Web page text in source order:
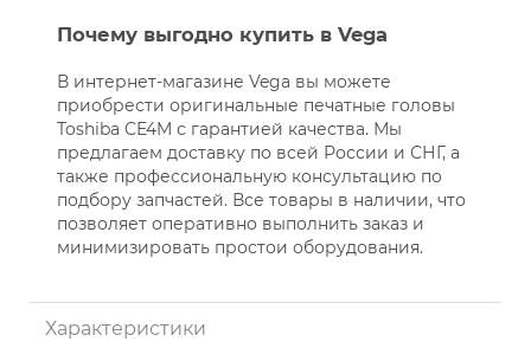
Почему выгодно купить в Vega
В интернет-магазине Vega вы можете
приобрести оригинальные печатные головы
Toshiba CE4M с гарантией качества. Мы
предлагаем доставку по всей России и СНГ, а
также профессиональную консультацию по
подбору запчастей. Все товары в наличии, что
позволяет оперативно выполнить заказ и
минимизировать простои оборудования.
Характеристики